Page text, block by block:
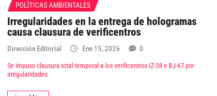
POLÍTICAS AMBIENTALES
Irregularidades en la entrega de hologramas
causa clausura de verificentros
Dirección Editorial Ene 15, 2026 0
Se impuso clausura total temporal a los verificentros IZ-38 e BJ-67 por
irregularidades